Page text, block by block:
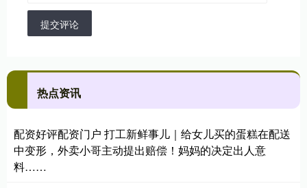
提交评论
热点资讯
配资好评配资门户 打工新鲜事儿｜给女儿买的蛋糕在配送
中变形，外卖小哥主动提出赔偿！妈妈的决定出人意
料……